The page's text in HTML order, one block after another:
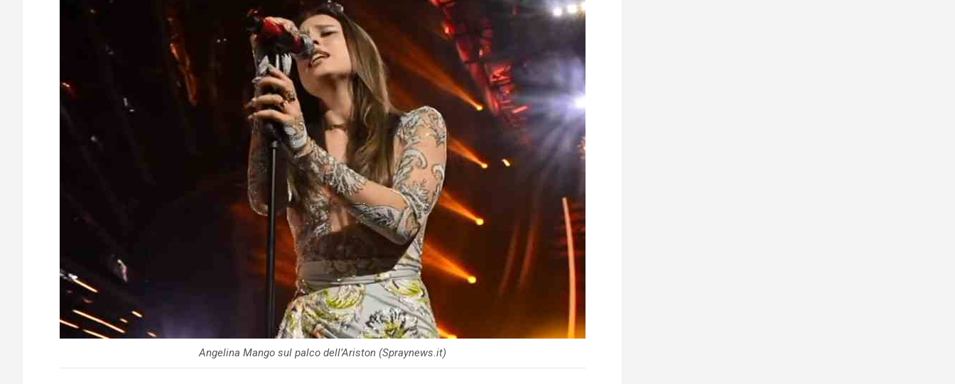
Angelina Mango sul palco dell’Ariston (Spraynews.it)